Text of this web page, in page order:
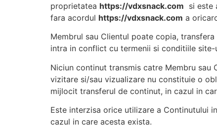
proprietatea https://vdxsnack.com si este
fara acordul https://vdxsnack.com a
Membrul sau Clientul poate copia,
intra in conflict cu termenii si conditiile site-
Niciun continut transmis catre Membru
vizitare si/sau vizualizare nu constituie o
mijlocit transferul de continut, in cazul in
Este interzisa orice utilizare a Continutului
cazul in care acesta exista.